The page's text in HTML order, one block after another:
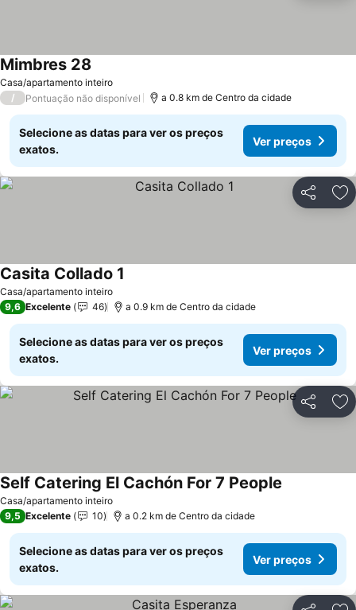
Casa/apartamento inteiro
Mimbres 28
/ Pontuação não disponível a 0.8 km de Centro da cidade
Selecione as datas para ver os preços
exatos.
Ver preços
Partilhar
Casa/apartamento inteiro
Casita Collado 1
9,6 Excelente 46 a 0.9 km de Centro da cidade
Selecione as datas para ver os preços
exatos.
Ver preços
Partilhar
Casa/apartamento inteiro
Self Catering El Cachón For 7 People
9,5 Excelente 10 a 0.2 km de Centro da cidade
Selecione as datas para ver os preços
exatos.
Ver preços